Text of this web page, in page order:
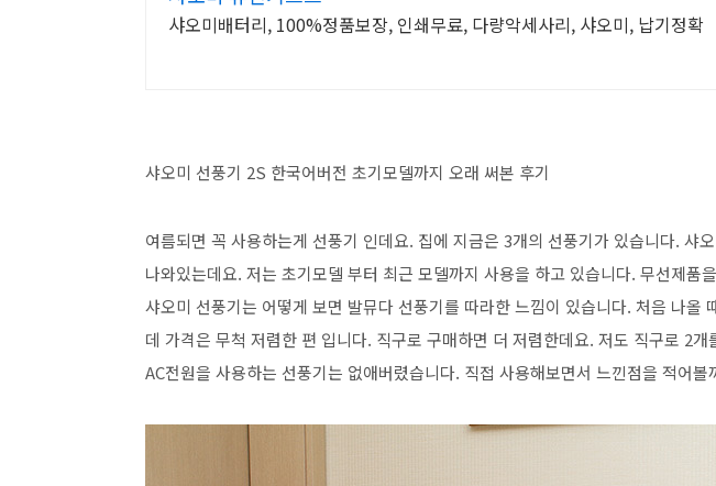
샤오미배터리, 100%정품보장, 인쇄무료, 다량악세사리, 샤오미, 납기정확
샤오미 선풍기 2S 한국어버전 초기모델까지 오래 써본 후기
여름되면 꼭 사용하는게 선풍기 인데요. 집에 지금은 3개의 선풍기가 있습니다. 샤
나와있는데요. 저는 초기모델 부터 최근 모델까지 사용을 하고 있습니다. 무선제품
샤오미 선풍기는 어떻게 보면 발뮤다 선풍기를 따라한 느낌이 있습니다. 처음 나올
데 가격은 무척 저렴한 편 입니다. 직구로 구매하면 더 저렴한데요. 저도 직구로 2
AC전원을 사용하는 선풍기는 없애버렸습니다. 직접 사용해보면서 느낀점을 적어볼